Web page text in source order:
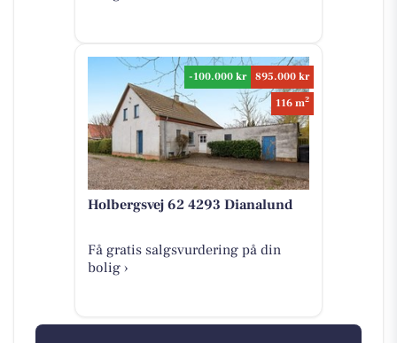
-100.000 kr
895.000 kr
116 m2
Holbergsvej 62 4293 Dianalund
Få gratis salgsvurdering på din
bolig ›